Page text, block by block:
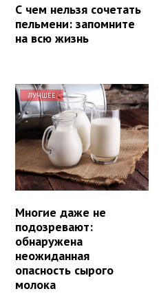
С чем нельзя сочетать
пельмени: запомните
на всю жизнь
ЛУЧШЕЕ
Многие даже не
подозревают:
обнаружена
неожиданная
опасность сырого
молока